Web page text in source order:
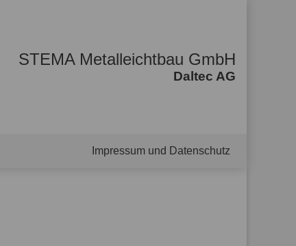
STEMA Metalleichtbau GmbH
Daltec AG
Impressum und Datenschutz